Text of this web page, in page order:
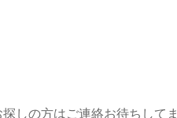
しの方はご連絡お待ちしてま